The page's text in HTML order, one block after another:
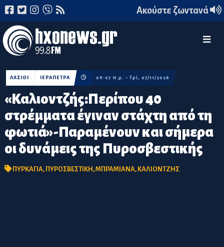
Ακούστε ζωντανά
«Καλιοντζής:Περίπου 40
στρέμματα έγιναν στάχτη από τη
φωτιά»-Παραμένουν και σήμερα
οι δυνάμεις της Πυροσβεστικής
ΛΑΣΙΘΙ ΙΕΡΑΠΕΤΡΑ 09:07 π.μ. - Τρί, 07/11/2026
ΠΥΡΚΑΓΙΑ, ΠΥΡΟΣΒΕΣΤΙΚΗ,ΜΠΡΑΜΙΑΝΑ, ΚΑΛΙΟΝΤΖΗΣ